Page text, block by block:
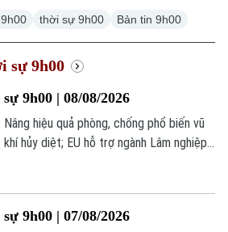
thời sự 9h00 Bản tin 9h00
sự 9h00
9h00 | 08/08/2026
Nâng hiệu quả phòng, chống phổ biến vũ
khí hủy diệt; EU hỗ trợ ngành Lâm nghiệp
chú ý trong chương trình hôm nay.
9h00 | 07/08/2026